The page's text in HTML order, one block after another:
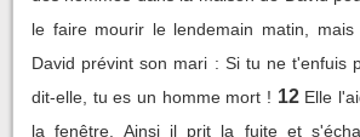
le faire mourir le lendemain matin,
David prévint son mari : Si tu ne t'enfuis
dit-elle, tu es un homme mort ! 12 Elle
la fenêtre. Ainsi il prit la fuite et